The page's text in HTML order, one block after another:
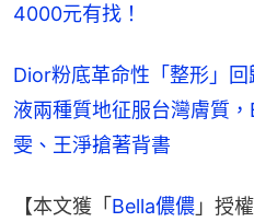
4000元有找！
Dior粉底革命性「整形」
液兩種質地征服台灣膚質
雯、王淨搶著背書
【本文獲「 Bella儂儂 」授